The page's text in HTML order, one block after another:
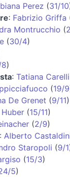
Perez (31/10
: Fabrizio Griffa
Montrucchio (
(30/4)
)
: Tatiana Carelli
(19/9
De Grenet (9/11)
(15/11)
(2/9)
: Alberto
Staropoli (9/1
(15/3)
5)